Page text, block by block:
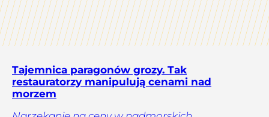
Tajemnica paragonów grozy. Tak
restauratorzy manipulują cenami nad
morzem